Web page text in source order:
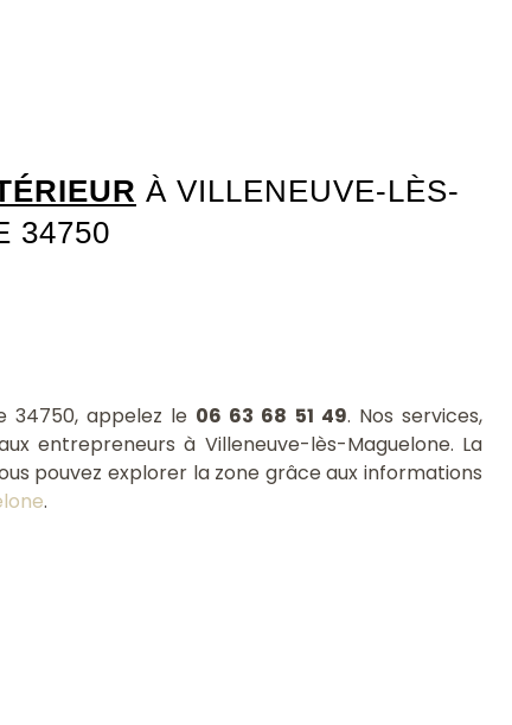
À VILLENEUVE-LÈS-
34750
34750, appelez le 06 63 68 51 49. Nos services,
entrepreneurs à Villeneuve-lès-Maguelone. La
pouvez explorer la zone grâce aux informations
.